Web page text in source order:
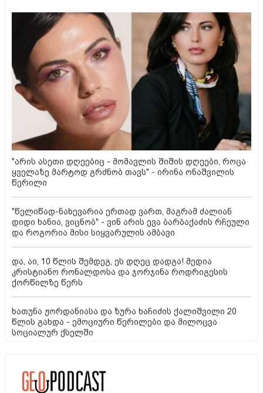
"არის ასეთი დღეებიც - მომავლის შიშის დღეები, როცა
ყველაზე მარტოდ გრძნობ თავს" - ირინა ონაშვილის
წერილი
"წელიწად-ნახევარია ერთად ვართ, მაგრამ ძალიან
დიდი ხანია, ვიცნობ" - ვინ არის ევა ბარბაქაძის რჩეული
და როგორია მისი სიყვარულის ამბავი
და, აი, 10 წლის შემდეგ, ეს დღეც დადგა! მედია
კრისტიანო რონალდოსა და ჯორჯინა როდრიგესის
ქორწილზე წერს
ხათუნა ჟორდანიასა და ზურა ხაჩიძის ქალიშვილი 20
წლის გახდა - ემოციური წერილები და მილოცვა
სოციალურ ქსელში